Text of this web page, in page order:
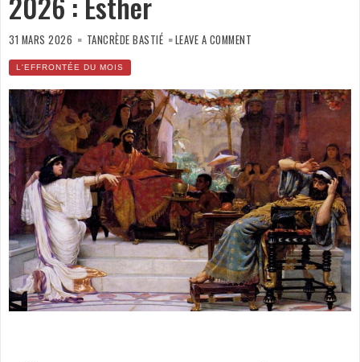
31 MARS 2026 TANCRÈDE BASTIÉ LEAVE A COMMENT
2026 :
ESTHER
L'EFFRONTÉE DU MOIS